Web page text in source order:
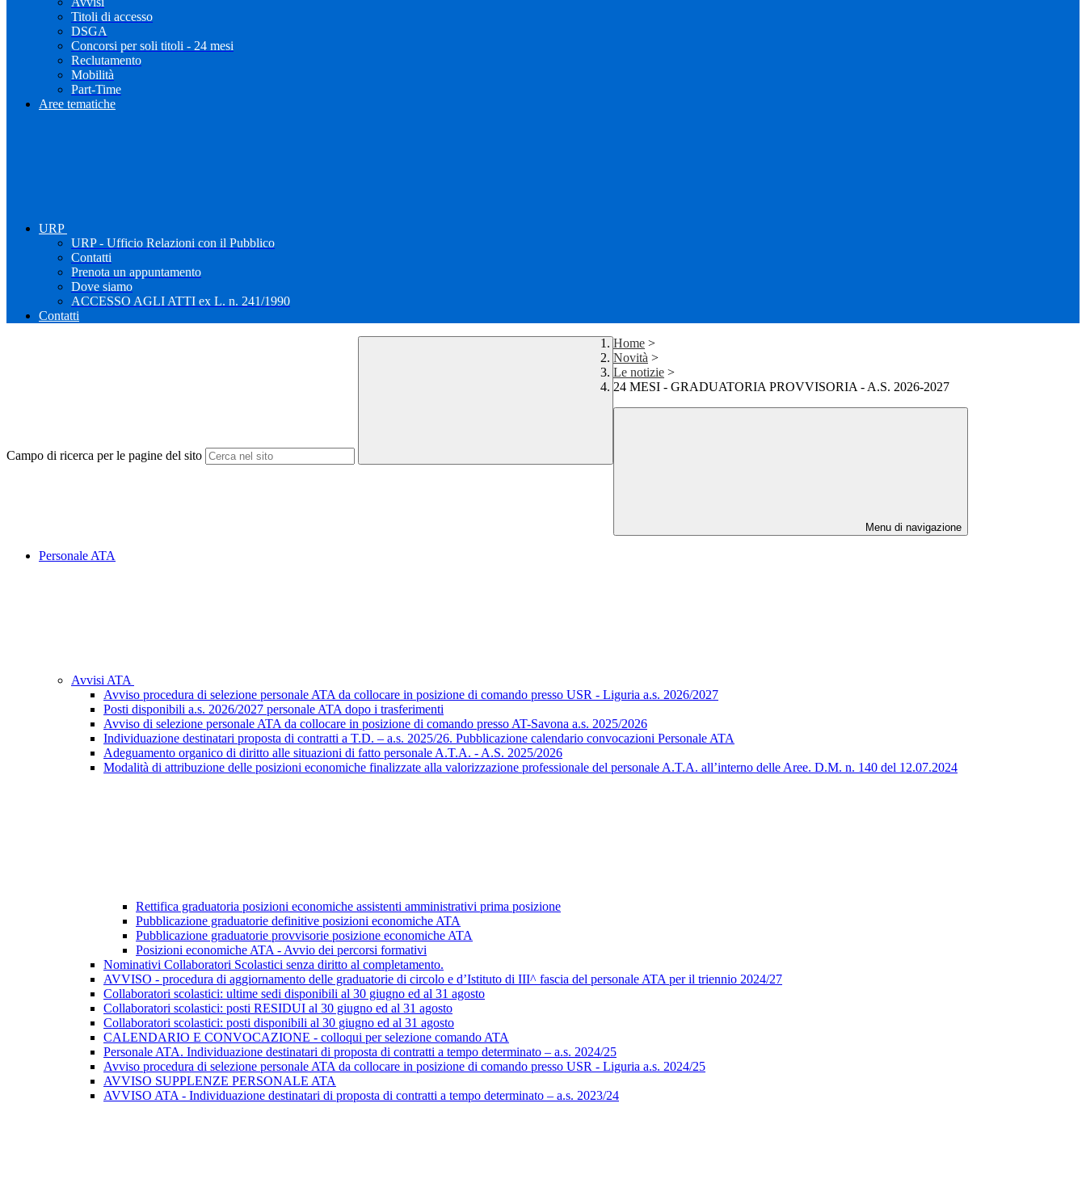
Titoli di accesso
DSGA
Concorsi per soli titoli - 24 mesi
Reclutamento
Mobilità
Part-Time
Aree tematiche
URP
URP - Ufficio Relazioni con il Pubblico
Contatti
Prenota un appuntamento
Dove siamo
ACCESSO AGLI ATTI ex L. n. 241/1990
Contatti
Campo di ricerca per le pagine del sito
Home >
Novità >
Le notizie >
24 MESI - GRADUATORIA PROVVISORIA - A.S. 2026-2027
Menu di navigazione
Personale ATA
Avvisi ATA
Avviso procedura di selezione personale ATA da collocare in posizione di comando presso USR - Liguria a.s. 2026/2027
Posti disponibili a.s. 2026/2027 personale ATA dopo i trasferimenti
Avviso di selezione personale ATA da collocare in posizione di comando presso AT-Savona a.s. 2025/2026
Individuazione destinatari proposta di contratti a T.D. – a.s. 2025/26. Pubblicazione calendario convocazioni Personale ATA
Adeguamento organico di diritto alle situazioni di fatto personale A.T.A. - A.S. 2025/2026
Modalità di attribuzione delle posizioni economiche finalizzate alla valorizzazione professionale del personale A.T.A. all’interno delle Aree. D.M. n. 140 del 12.07.2024
Rettifica graduatoria posizioni economiche assistenti amministrativi prima posizione
Pubblicazione graduatorie definitive posizioni economiche ATA
Pubblicazione graduatorie provvisorie posizione economiche ATA
Posizioni economiche ATA - Avvio dei percorsi formativi
Nominativi Collaboratori Scolastici senza diritto al completamento.
AVVISO - procedura di aggiornamento delle graduatorie di circolo e d’Istituto di III^ fascia del personale ATA per il triennio 2024/27
Collaboratori scolastici: ultime sedi disponibili al 30 giugno ed al 31 agosto
Collaboratori scolastici: posti RESIDUI al 30 giugno ed al 31 agosto
Collaboratori scolastici: posti disponibili al 30 giugno ed al 31 agosto
CALENDARIO E CONVOCAZIONE - colloqui per selezione comando ATA
Personale ATA. Individuazione destinatari di proposta di contratti a tempo determinato – a.s. 2024/25
Avviso procedura di selezione personale ATA da collocare in posizione di comando presso USR - Liguria a.s. 2024/25
AVVISO SUPPLENZE PERSONALE ATA
AVVISO ATA - Individuazione destinatari di proposta di contratti a tempo determinato – a.s. 2023/24